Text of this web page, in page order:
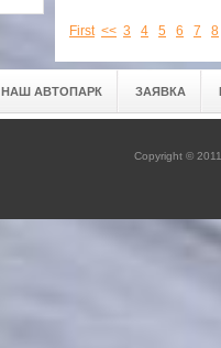
First << 3 4 5 6 7 8
НАШ АВТОПАРК ЗАЯВКА
Copyright ©